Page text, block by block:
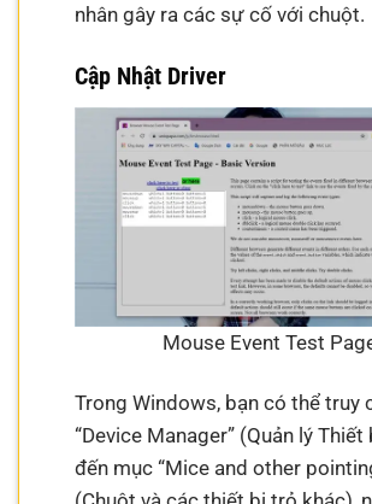
nhân gây ra các sự cố với chuột.
Cập Nhật Driver
Mouse Event Test
Trong Windows, bạn có thể truy
“Device Manager” (Quản lý Thiết
đến mục “Mice and other